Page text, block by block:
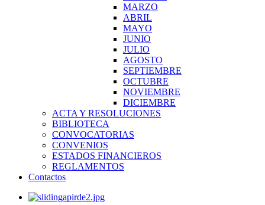
MARZO
ABRIL
MAYO
JUNIO
JULIO
AGOSTO
SEPTIEMBRE
OCTUBRE
NOVIEMBRE
DICIEMBRE
ACTA Y RESOLUCIONES
BIBLIOTECA
CONVOCATORIAS
CONVENIOS
ESTADOS FINANCIEROS
REGLAMENTOS
Contactos